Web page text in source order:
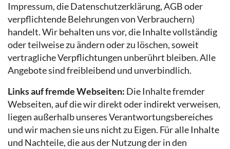
Impressum, die Datenschutzerklärung, AGB oder
verpflichtende Belehrungen von Verbrauchern)
handelt. Wir behalten uns vor, die Inhalte vollständig
oder teilweise zu ändern oder zu löschen, soweit
vertragliche Verpflichtungen unberührt bleiben. Alle
Angebote sind freibleibend und unverbindlich.
Links auf fremde Webseiten: Die Inhalte fremder
Webseiten, auf die wir direkt oder indirekt verweisen,
liegen außerhalb unseres Verantwortungsbereiches
und wir machen sie uns nicht zu Eigen. Für alle Inhalte
und Nachteile, die aus der Nutzung der in den